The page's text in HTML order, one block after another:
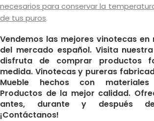
necesarios para conservar la
de tus puros.
Vendemos las mejores vinotecas
del mercado español. Visita nuestra
disfruta de comprar productos
medida. Vinotecas y pureras
Mueble hechos con materiales
Productos de la mejor calidad.
antes, durante y después
¡Contáctanos!